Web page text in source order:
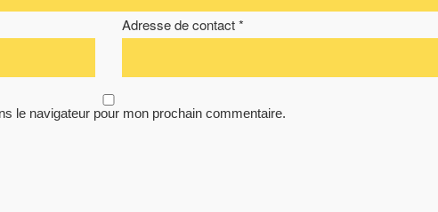
Adresse de contact *
le navigateur pour mon prochain commentaire.